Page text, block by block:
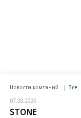
Новости компаний Все
07.08.2026
STONE